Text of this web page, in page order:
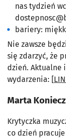
nas tydzień
bariery:
Nie zawsze
się zdarzyć, że
dzień. Aktualne
wydarzenia: [
Marta
Krytyczka
co dzień